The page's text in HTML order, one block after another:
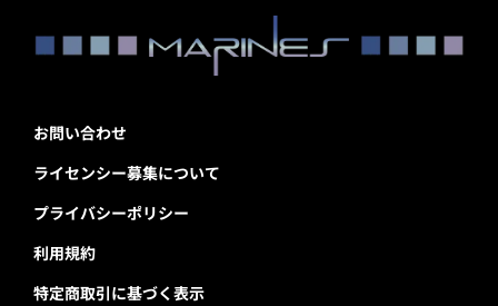
お問い合わせ
ライセンシー募集について
プライバシーポリシー
利用規約
特定商取引に基づく表示